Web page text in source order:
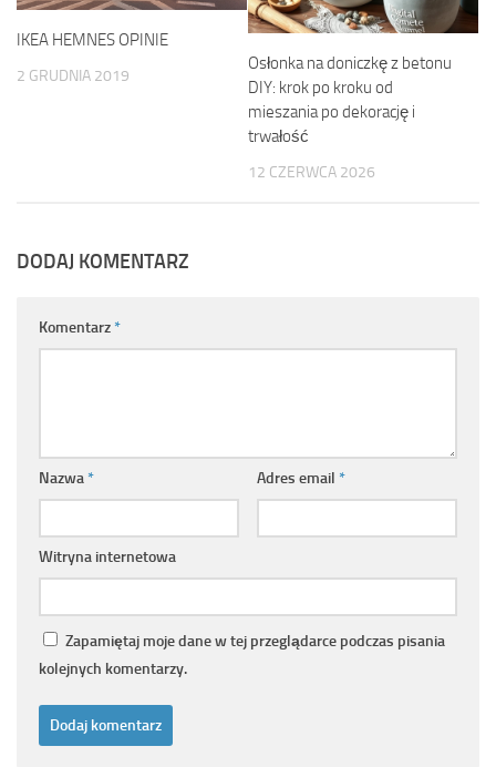
IKEA HEMNES OPINIE
2 GRUDNIA 2019
Osłonka na doniczkę z betonu
DIY: krok po kroku od
mieszania po dekorację i
trwałość
12 CZERWCA 2026
DODAJ KOMENTARZ
Komentarz*
Nazwa* Adres email *
Witryna internetowa
Zapamiętaj moje dane w tej przeglądarce podczas pisania
kolejnych komentarzy.